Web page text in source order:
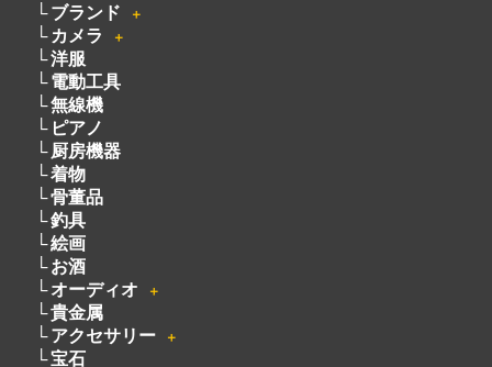
ブランド ＋
カメラ ＋
洋服
電動工具
無線機
ピアノ
厨房機器
着物
骨董品
釣具
絵画
お酒
オーディオ
＋
貴金属
アクセサリー
＋
宝石